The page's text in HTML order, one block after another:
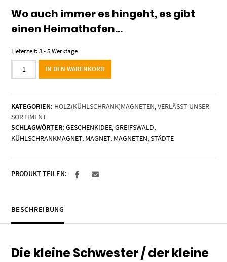
Wo auch immer es hingeht, es gibt
einen Heimathafen…
Lieferzeit:3 - 5 Werktage
Holzmagnet
„Greifswald“
Heimathafen
Menge
IN DEN WARENKORB
KATEGORIEN: HOLZ(KÜHLSCHRANK)MAGNETEN,VERLÄSST UNSER
SORTIMENT
SCHLAGWÖRTER: GESCHENKIDEE,GREIFSWALD,
KÜHLSCHRANKMAGNET, MAGNET, MAGNETEN,STÄDTE
PRODUKT TEILEN:
BESCHREIBUNG
Die kleine Schwester / der kleine